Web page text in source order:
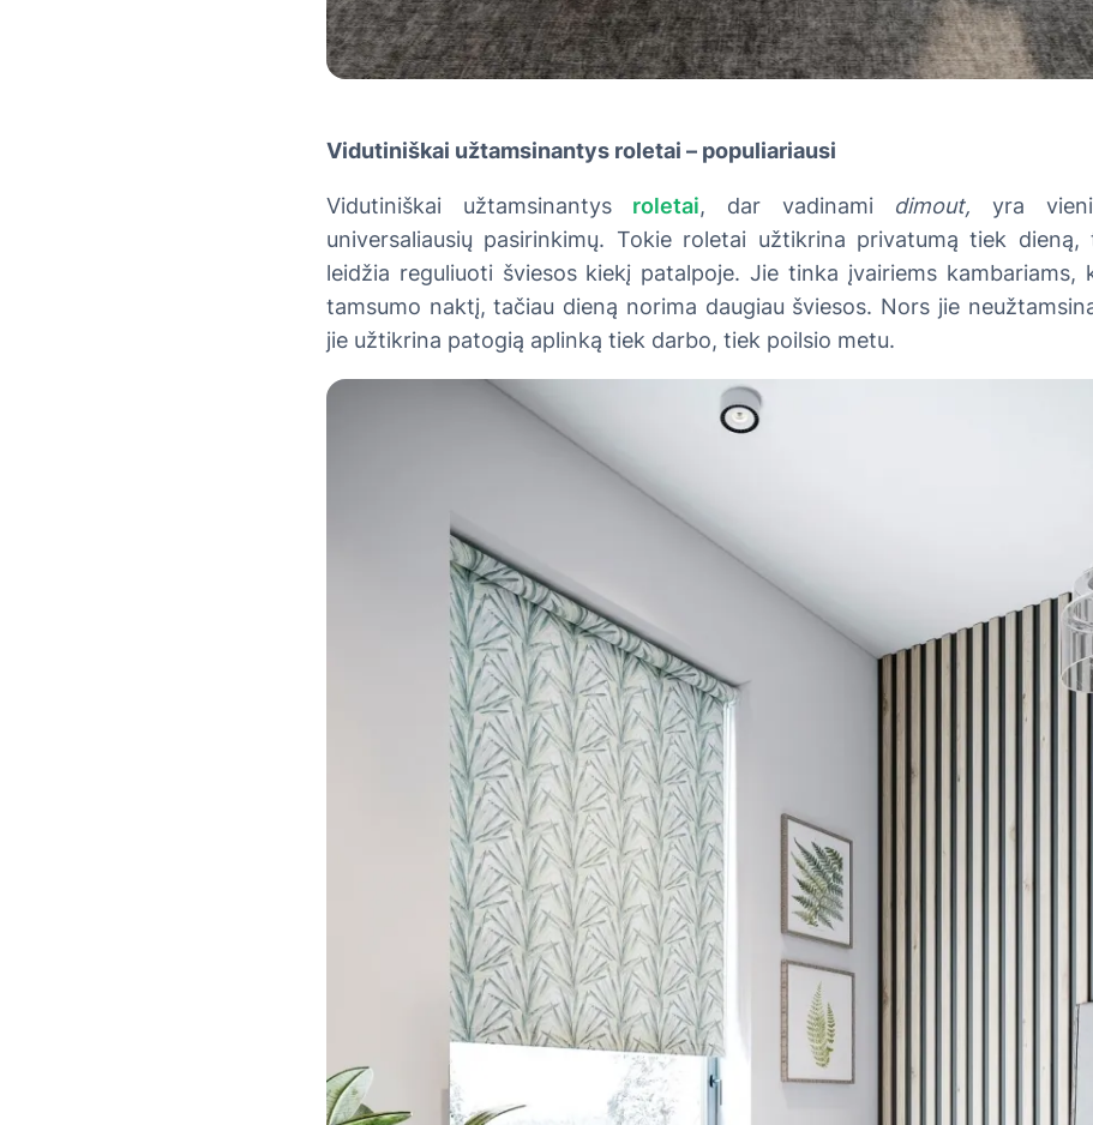
Vidutiniškai užtamsinantys roletai – populiariausi
Vidutiniškai užtamsinantys roletai, dar vadinami dimout,yra
universaliausių pasirinkimų. Tokie roletai užtikrina privatumą tiek
leidžia reguliuoti šviesos kiekį patalpoje. Jie tinka įvairiems
tamsumo naktį, tačiau dieną norima daugiau šviesos. Nors jie
jie užtikrina patogią aplinką tiek darbo, tiek poilsio metu.